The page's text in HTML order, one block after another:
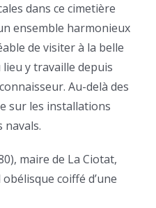
dans ce cimetière
ensemble harmonieux
de visiter à la belle
y travaille depuis
Au-delà des
sur les installations
maire de La Ciotat,
coiffé d’une